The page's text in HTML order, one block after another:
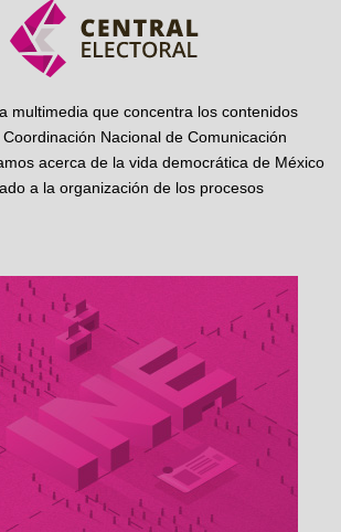
multimedia que concentra los contenidos
Nacional de Comunicación
acerca de la vida democrática de México
a la organización de los procesos